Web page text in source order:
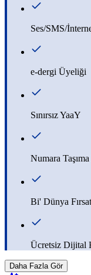
Ses/SMS/
e-dergi Üyeliği
Sınırsız YaaY
Numara
Bi' Dünya Fırsat
Ücretsiz Dijital
Daha Fazla Gör